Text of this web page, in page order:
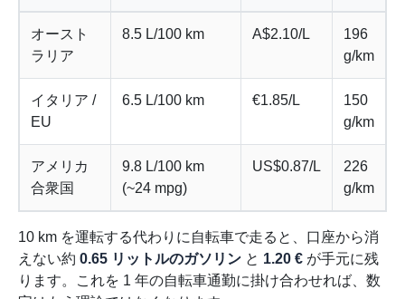
オースト
ラリア
8.5 L/100 km A$2.10/L
196
g/km
イタリア /
EU
6.5 L/100 km €1.85/L
150
g/km
アメリカ
合衆国
9.8 L/100 km
(~24 mpg)
US$0.87/L
226
g/km
10 km を運転する代わりに自転車で走ると、口座から消
えない約 0.65 リットルのガソリン と 1.20 € が手元に残
ります。これを 1 年の自転車通勤に掛け合わせれば、数